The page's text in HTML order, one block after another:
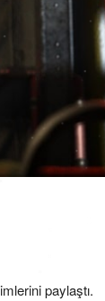
paylaştı.